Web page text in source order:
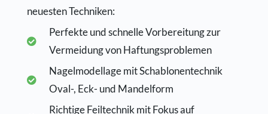
neuesten Techniken:
Perfekte und schnelle Vorbereitung zur
Vermeidung von Haftungsproblemen
Nagelmodellage mit Schablonentechnik
Oval-, Eck- und Mandelform
Richtige Feiltechnik mit Fokus auf